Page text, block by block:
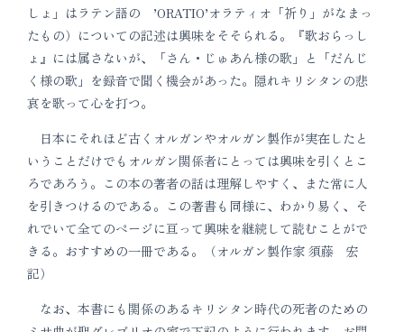
しょ」はラテン語の ’ORATIO’オラティオ「祈り」がなまっ
たもの）についての記述は興味をそそられる。『歌おらっし
ょ』には属さないが、「さん・じゅあん様の歌」と「だんじ
く様の歌」を録音で聞く機会があった。隠れキリシタンの悲
哀を歌って心を打つ。
日本にそれほど古くオルガンやオルガン製作が実在したと
いうことだけでもオルガン関係者にとっては興味を引くとこ
ろであろう。この本の著者の話は理解しやすく、また常に人
を引きつけるのである。この著書も同様に、わかり易く、そ
れでいて全てのページに亘って興味を継続して読むことがで
きる。おすすめの一冊である。（オルガン製作家 須藤 宏
記）
なお、本書にも関係のあるキリシタン時代の死者のための